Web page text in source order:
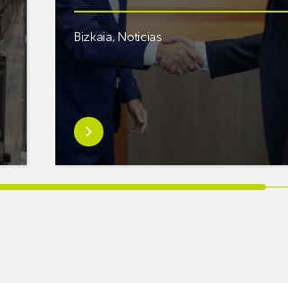
Bizkaia,Noticias
Saber
más
sobreMikel
Jauregi